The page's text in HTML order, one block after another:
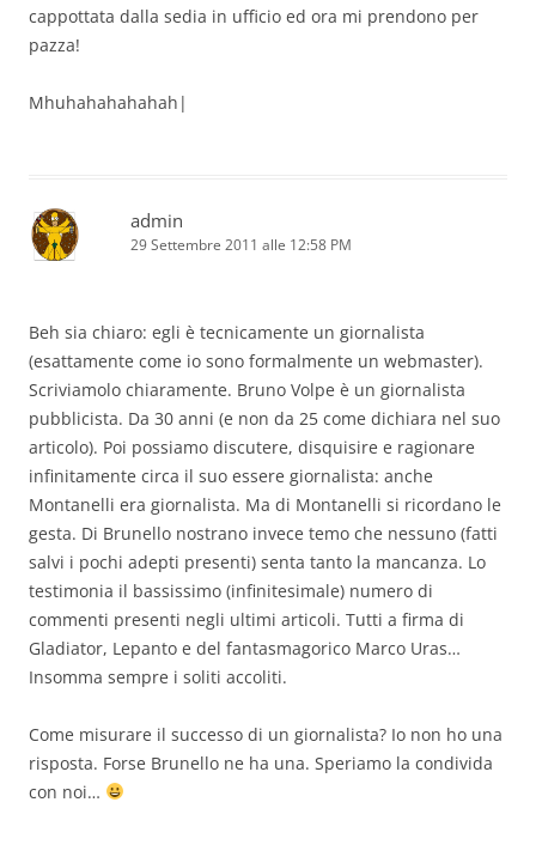
cappottata dalla sedia in ufficio ed ora mi prendono per
pazza!
Mhuhahahahahah|
admin
29 Settembre 2011 alle 12:58 PM
Beh sia chiaro: egli è tecnicamente un giornalista
(esattamente come io sono formalmente un webmaster).
Scriviamolo chiaramente. Bruno Volpe è un giornalista
pubblicista. Da 30 anni (e non da 25 come dichiara nel suo
articolo). Poi possiamo discutere, disquisire e ragionare
infinitamente circa il suo essere giornalista: anche
Montanelli era giornalista. Ma di Montanelli si ricordano le
gesta. Di Brunello nostrano invece temo che nessuno (fatti
salvi i pochi adepti presenti) senta tanto la mancanza. Lo
testimonia il bassissimo (infinitesimale) numero di
commenti presenti negli ultimi articoli. Tutti a firma di
Gladiator, Lepanto e del fantasmagorico Marco Uras…
Insomma sempre i soliti accoliti.
Come misurare il successo di un giornalista? Io non ho una
risposta. Forse Brunello ne ha una. Speriamo la condivida
con noi…